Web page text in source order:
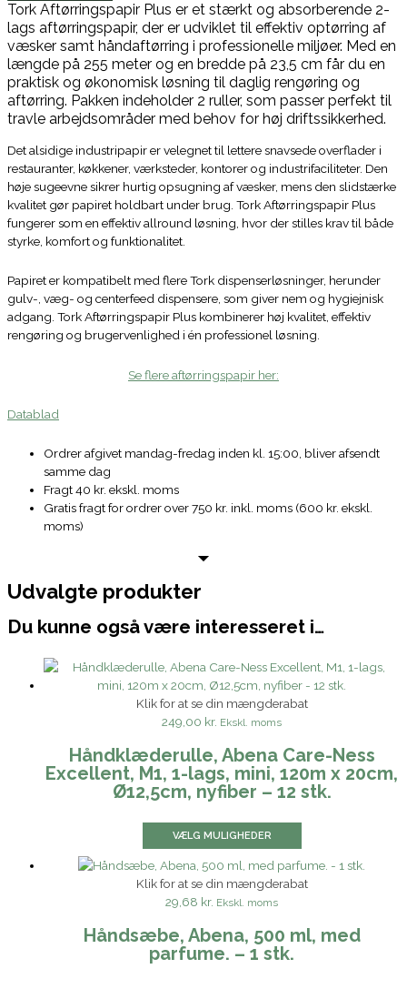
Tork Aftørringspapir Plus er et stærkt og absorberende 2-
lags aftørringspapir, der er udviklet til effektiv optørring af
væsker samt håndaftørring i professionelle miljøer. Med en
længde på 255 meter og en bredde på 23,5 cm får du en
praktisk og økonomisk løsning til daglig rengøring og
aftørring. Pakken indeholder 2 ruller, som passer perfekt til
travle arbejdsområder med behov for høj driftssikkerhed.
Det alsidige industripapir er velegnet til lettere snavsede overflader i
restauranter, køkkener, værksteder, kontorer og industrifaciliteter. Den
høje sugeevne sikrer hurtig opsugning af væsker, mens den slidstærke
kvalitet gør papiret holdbart under brug. Tork Aftørringspapir Plus
fungerer som en effektiv allround løsning, hvor der stilles krav til både
styrke, komfort og funktionalitet.
Papiret er kompatibelt med flere Tork dispenserløsninger, herunder
gulv-, væg- og centerfeed dispensere, som giver nem og hygiejnisk
adgang. Tork Aftørringspapir Plus kombinerer høj kvalitet, effektiv
rengøring og brugervenlighed i én professionel løsning.
Se flere aftørringspapir her:
Datablad
Ordrer afgivet mandag-fredag inden kl. 15:00, bliver afsendt
samme dag
Fragt 40 kr. ekskl. moms
Gratis fragt for ordrer over 750 kr. inkl. moms (600 kr. ekskl.
moms)
Udvalgte produkter
Du kunne også være interesseret i…
Klik for at se din mængderabat
249,00 kr. Ekskl. moms
Håndklæderulle, Abena Care-Ness
Excellent, M1, 1-lags, mini, 120m x 20cm,
Ø12,5cm, nyfiber – 12 stk.
VÆLG MULIGHEDER
Klik for at se din mængderabat
29,68 kr. Ekskl. moms
Håndsæbe, Abena, 500 ml, med
parfume. – 1 stk.